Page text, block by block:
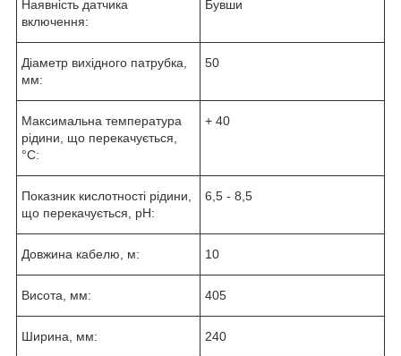
Наявність датчика
включення:
Бувши
Діаметр вихідного патрубка,
мм:
50
Максимальна температура
рідини, що перекачується,
°С:
+ 40
Показник кислотності рідини,
що перекачується, pH:
6,5 - 8,5
Довжина кабелю, м: 10
Висота, мм: 405
Ширина, мм: 240